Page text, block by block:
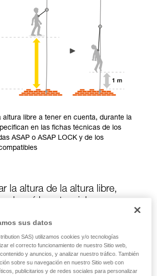
altura libre a tener en cuenta, durante la
en las fichas técnicas de los
ASAP o ASAP LOCK y de los
la altura de la altura libre,
o del ASAP LOCK, en relación al
la altura de caída y, así, en la longitud de
de energía: estos dos elementos
libre.
sus datos
SAS) utilizamos cookies y/o tecnologías
el correcto funcionamiento de nuestro Sitio web,
y anuncios, y analizar nuestro tráfico. También
sobre su navegación en nuestro Sitio web con
publicitarios y de redes sociales para personalizar